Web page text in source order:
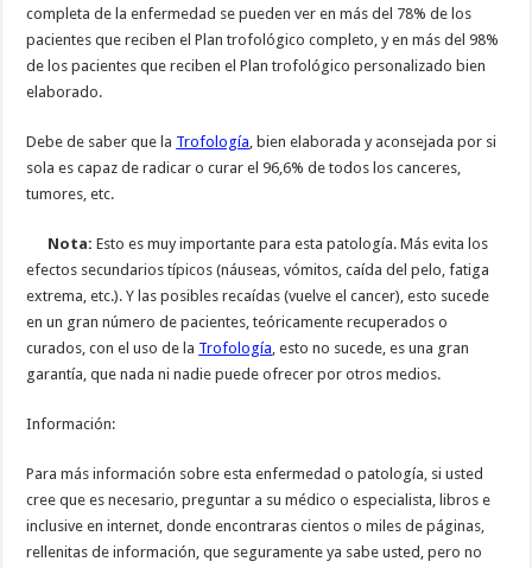
completa de la enfermedad se pueden ver en más del 78% de los
pacientes que reciben el Plan trofológico completo, y en más del 98%
de los pacientes que reciben el Plan trofológico personalizado bien
elaborado.
Debe de saber que la Trofología , bien elaborada y aconsejada por si
sola es capaz de radicar o curar el 96,6% de todos los canceres,
tumores, etc.
Nota:Esto es muy importante para esta patología. Más evita los
efectos secundarios típicos (náuseas, vómitos, caída del pelo, fatiga
extrema, etc.). Y las posibles recaídas (vuelve el cancer), esto sucede
en un gran número de pacientes, teóricamente recuperados o
curados, con el uso de la Trofología , esto no sucede, es una gran
garantía, que nada ni nadie puede ofrecer por otros medios.
Información:
Para más información sobre esta enfermedad o patología, si usted
cree que es necesario, preguntar a su médico o especialista, libros e
inclusive en internet, donde encontraras cientos o miles de páginas,
rellenitas de información, que seguramente ya sabe usted, pero no